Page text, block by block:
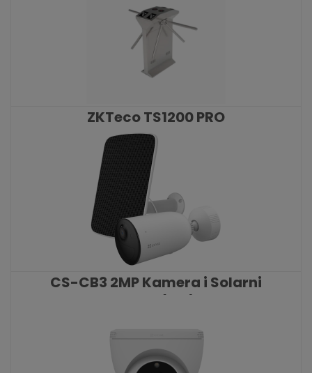
ZKTeco TS1200 PRO
KATALOŠKI BROJ: 9196
CS-CB3 2MP Kamera i Solarni
Panel (set)